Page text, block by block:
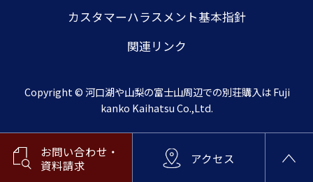
カスタマーハラスメント基本指針
関連リンク
Copyright © 河口湖や山梨の富士山周辺での別荘購入は Fuji
kanko Kaihatsu Co.,Ltd.
お問い合わせ・
資料請求
アクセス